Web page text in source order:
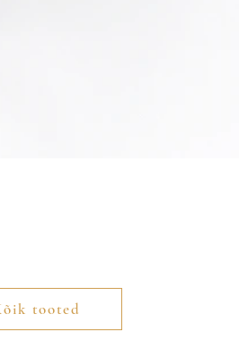
tooted